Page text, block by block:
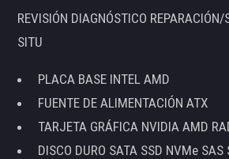
REVISIÓN DIAGNÓSTICO
SITU
PLACA BASE INTEL AMD
FUENTE DE ALIMENTACIÓN ATX
TARJETA GRÁFICA NVIDIA AMD
DISCO DURO SATA SSD NVMe SAS